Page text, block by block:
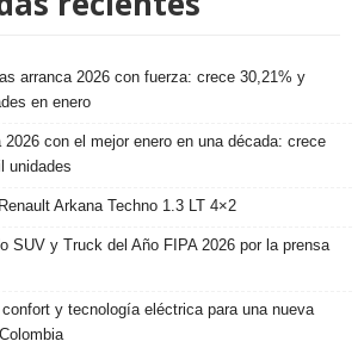
arranca 2026 con fuerza: crece 30,21% y
en enero
con el mejor enero en una década: crece
unidades
Arkana Techno 1.3 LT 4×2
SUV y Truck del Año FIPA 2026 por la prensa
y tecnología eléctrica para una nueva